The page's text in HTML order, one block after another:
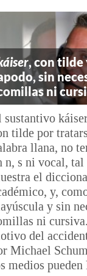
, con tilde
sin
ni
sustantivo
tilde por
llana, no
n, s ni vocal, tal
el
y,
y sin
ni
del
Michael
medios pueden